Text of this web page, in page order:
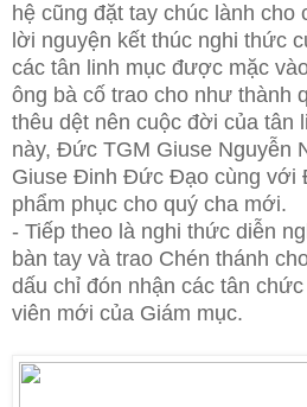
hệ cũng đặt tay chúc lành cho
lời nguyện kết thúc nghi thức
các tân linh mục được mặc
ông bà cố trao cho như thành
thêu dệt nên cuộc đời của tân
này, Đức TGM Giuse Nguyễn
Giuse Đinh Đức Đạo cùng với
phẩm phục cho quý cha mới.
- Tiếp theo là nghi thức diễn
bàn tay và trao Chén thánh
dấu chỉ đón nhận các tân
viên mới của Giám mục.